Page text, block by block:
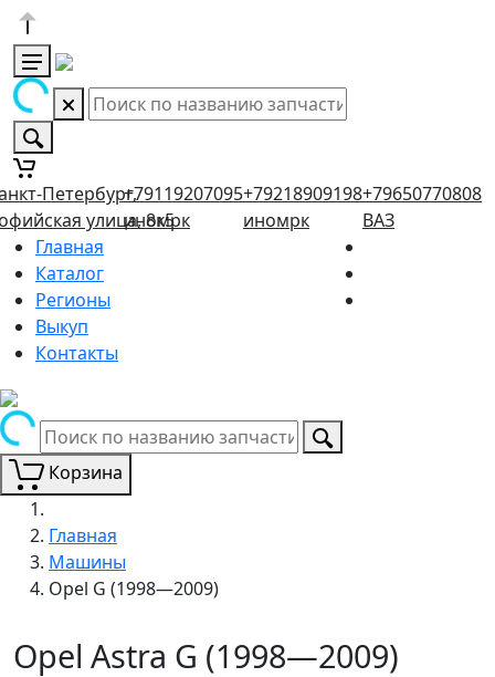
Петербург,
улица, 8к5
+79119207095
иномрк
+79218909198
иномрк
+79650770808
ВАЗ
Главная
Каталог
Регионы
Выкуп
Контакты
Корзина
Главная
Машины
Opel G (1998—2009)
Opel Astra G (1998—2009)